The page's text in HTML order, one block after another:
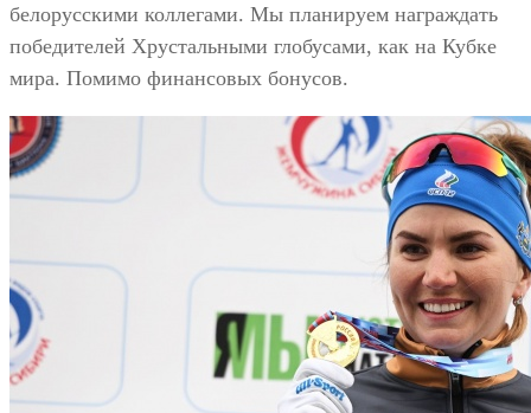
белорусскими коллегами. Мы планируем награждать
победителей Хрустальными глобусами, как на Кубке
мира. Помимо финансовых бонусов.